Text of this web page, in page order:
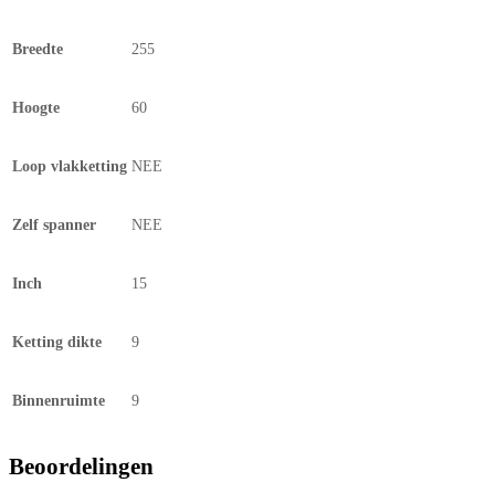
Breedte 255
Hoogte 60
Loop vlakketting NEE
Zelf spanner NEE
Inch 15
Ketting dikte 9
Binnenruimte 9
Beoordelingen